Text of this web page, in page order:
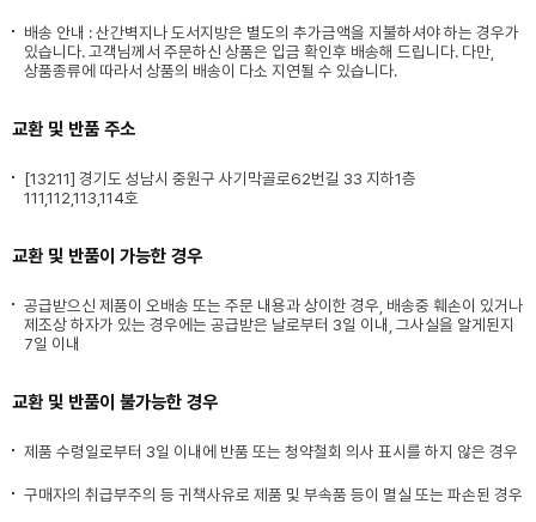
배송 안내 : 산간벽지나 도서지방은 별도의 추가금액을 지불하셔야 하는 경우가
있습니다. 고객님께서 주문하신 상품은 입금 확인후 배송해 드립니다. 다만,
상품종류에 따라서 상품의 배송이 다소 지연될 수 있습니다.
교환 및 반품 주소
[13211] 경기도 성남시 중원구 사기막골로62번길 33 지하1층
111,112,113,114호
교환 및 반품이 가능한 경우
공급받으신 제품이 오배송 또는 주문 내용과 상이한 경우, 배송중 훼손이 있거나
제조상 하자가 있는 경우에는 공급받은 날로부터 3일 이내, 그사실을 알게된지
7일 이내
교환 및 반품이 불가능한 경우
제품 수령일로부터 3일 이내에 반품 또는 청약철회 의사 표시를 하지 않은 경우
구매자의 취급부주의 등 귀책사유로 제품 및 부속품 등이 멸실 또는 파손된 경우